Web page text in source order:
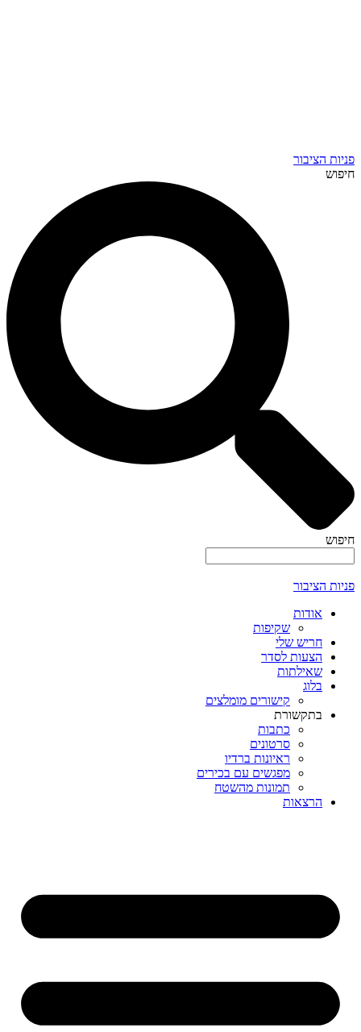
פניות הציבור
חיפוש
חיפוש
פניות הציבור
אודות
שקיפות
חריש שלי
הצעות לסדר
שאילתות
בלוג
קישורים מומלצים
בתקשורת
כתבות
סרטונים
ראיונות ברדיו
מפגשים עם בכירים
תמונות מהשטח
הרצאות